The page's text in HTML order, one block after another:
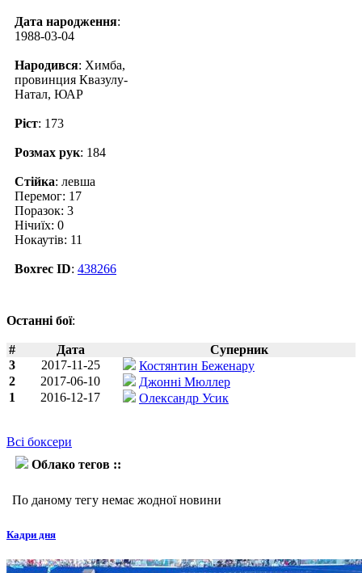
Дата народження:
1988-03-04
Народився: Химба,
провинция Квазулу-
Натал, ЮАР
Ріст: 173
Розмах рук: 184
Стійка: левша
Перемог: 17
Поразок: 3
Нічиїх: 0
Нокаутів: 11
Boxrec ID: 438266
Останні бої:
# Дата
Суперник
3
2017-11-25
Костянтин Беженару
2
2017-06-10
Джонні Мюллер
1
2016-12-17 Олександр Усик
Всі боксери
Облако тегов ::
По даному тегу немає жодної новини
Кадри дня